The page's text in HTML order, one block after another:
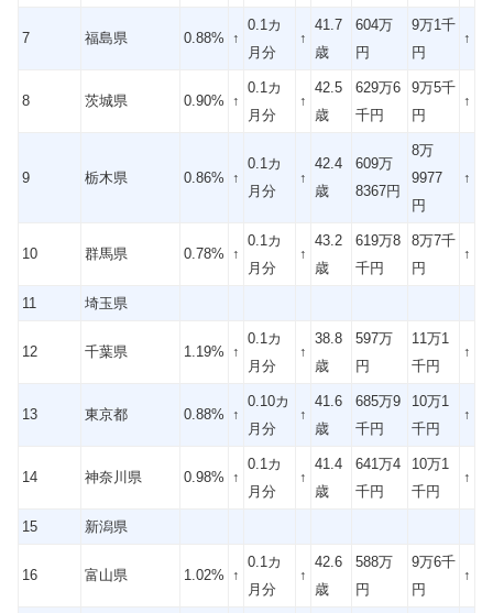
7 福島県 0.88% ↑
0.1カ
月分
↑
41.7
歳
604万
円
9万1千
円
↑
8 茨城県 0.90% ↑
0.1カ
月分
↑
42.5
歳
629万6
千円
9万5千
円
↑
9 栃木県 0.86% ↑
0.1カ
月分
↑
42.4
歳
609万
8367円
8万
9977
円
↑
10 群馬県 0.78% ↑
0.1カ
月分
↑
43.2
歳
619万8
千円
8万7千
円
↑
11 埼玉県
12 千葉県 1.19% ↑
0.1カ
月分
↑
38.8
歳
597万
円
11万1
千円
↑
13 東京都 0.88% ↑
0.10カ
月分
↑
41.6
歳
685万9
千円
10万1
千円
↑
14 神奈川県 0.98% ↑
0.1カ
月分
↑
41.4
歳
641万4
千円
10万1
千円
↑
15 新潟県
16 富山県 1.02% ↑
0.1カ
月分
↑
42.6
歳
588万
円
9万6千
円
↑